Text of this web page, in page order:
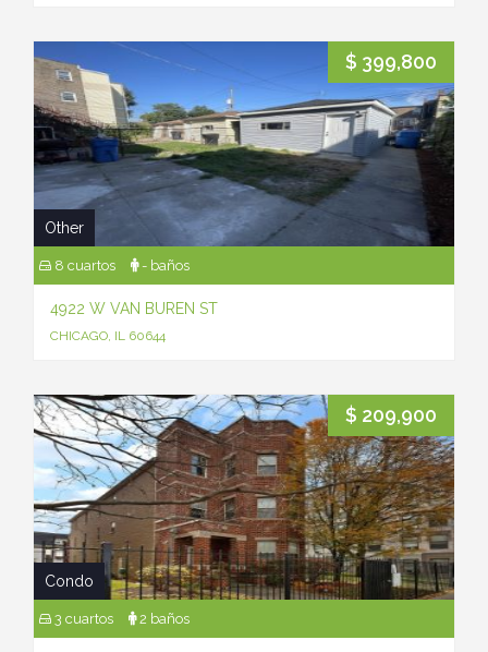
$ 399,800
Other
8 cuartos - baños
4922 W VAN BUREN ST
CHICAGO, IL 60644
$ 209,900
Condo
3 cuartos 2 baños